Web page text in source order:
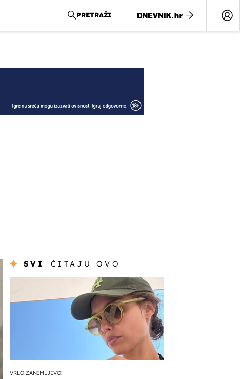
PRETRAŽI
SVI ČITAJU OVO
VRLO ZANIMLJIVO!